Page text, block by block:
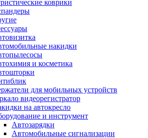
коврики
накидки
и косметика
для мобильных устройств
видеорегистратор
на автокресло
и инструмент
Автозарядки
Автомобильные сигнализации